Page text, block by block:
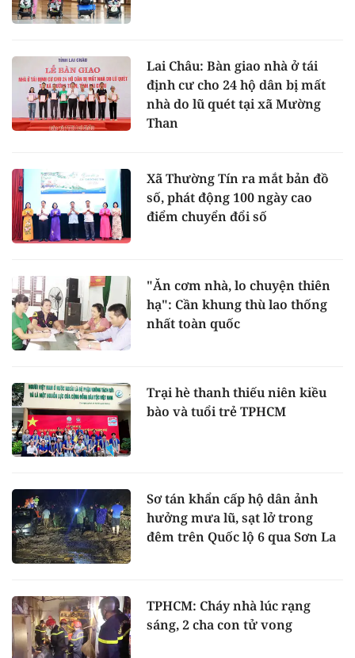
Lai Châu: Bàn giao nhà ở tái
định cư cho 24 hộ dân bị mất
nhà do lũ quét tại xã Mường
Than
Xã Thường Tín ra mắt bản đồ
số, phát động 100 ngày cao
điểm chuyển đổi số
"Ăn cơm nhà, lo chuyện thiên
hạ": Cần khung thù lao thống
nhất toàn quốc
Trại hè thanh thiếu niên kiều
bào và tuổi trẻ TPHCM
Sơ tán khẩn cấp hộ dân ảnh
hưởng mưa lũ, sạt lở trong
đêm trên Quốc lộ 6 qua Sơn La
TPHCM: Cháy nhà lúc rạng
sáng, 2 cha con tử vong